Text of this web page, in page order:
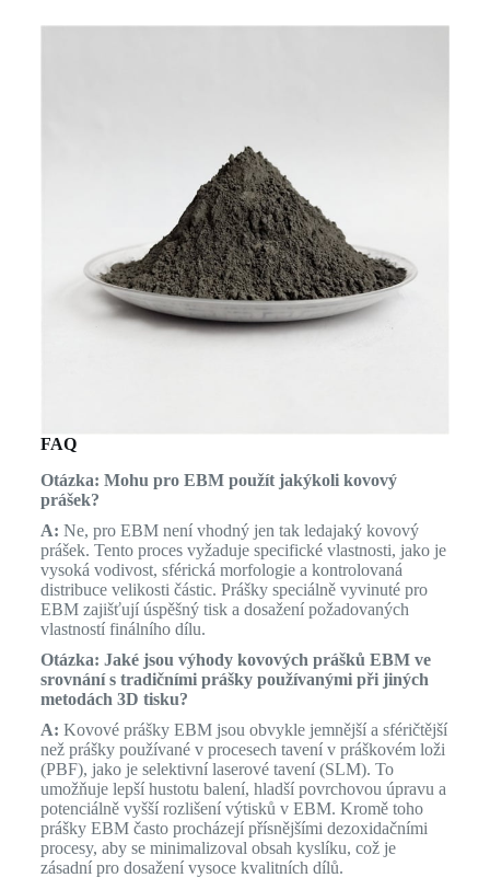
FAQ
Otázka: Mohu pro EBM použít jakýkoli kovový
prášek?
A: Ne, pro EBM není vhodný jen tak ledajaký kovový
prášek. Tento proces vyžaduje specifické vlastnosti, jako je
vysoká vodivost, sférická morfologie a kontrolovaná
distribuce velikosti částic. Prášky speciálně vyvinuté pro
EBM zajišťují úspěšný tisk a dosažení požadovaných
vlastností finálního dílu.
Otázka: Jaké jsou výhody kovových prášků EBM ve
srovnání s tradičními prášky používanými při jiných
metodách 3D tisku?
A: Kovové prášky EBM jsou obvykle jemnější a sféričtější
než prášky používané v procesech tavení v práškovém loži
(PBF), jako je selektivní laserové tavení (SLM). To
umožňuje lepší hustotu balení, hladší povrchovou úpravu a
potenciálně vyšší rozlišení výtisků v EBM. Kromě toho
prášky EBM často procházejí přísnějšími dezoxidačními
procesy, aby se minimalizoval obsah kyslíku, což je
zásadní pro dosažení vysoce kvalitních dílů.